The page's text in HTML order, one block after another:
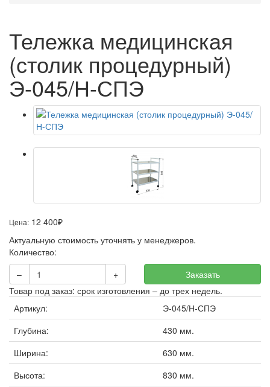
Тележка медицинская
(столик процедурный)
Э-045/Н-СПЭ
Цена: 12 400₽
Актуальную стоимость уточнять у менеджеров.
Количество:
–
+
Заказать
Товар под заказ: срок изготовления – до трех недель.
Артикул:
Э-045/Н-СПЭ
Глубина:
430 мм.
Ширина:
630 мм.
Высота:
830 мм.